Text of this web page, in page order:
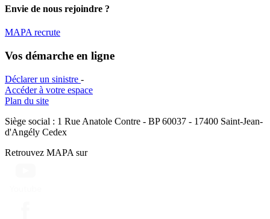
Envie de nous rejoindre ?
MAPA recrute
Vos démarche en ligne
Déclarer un sinistre -
Accéder à votre espace
Plan du site
Siège social : 1 Rue Anatole Contre - BP 60037 - 17400 Saint-Jean-
d'Angély Cedex
Retrouvez MAPA sur